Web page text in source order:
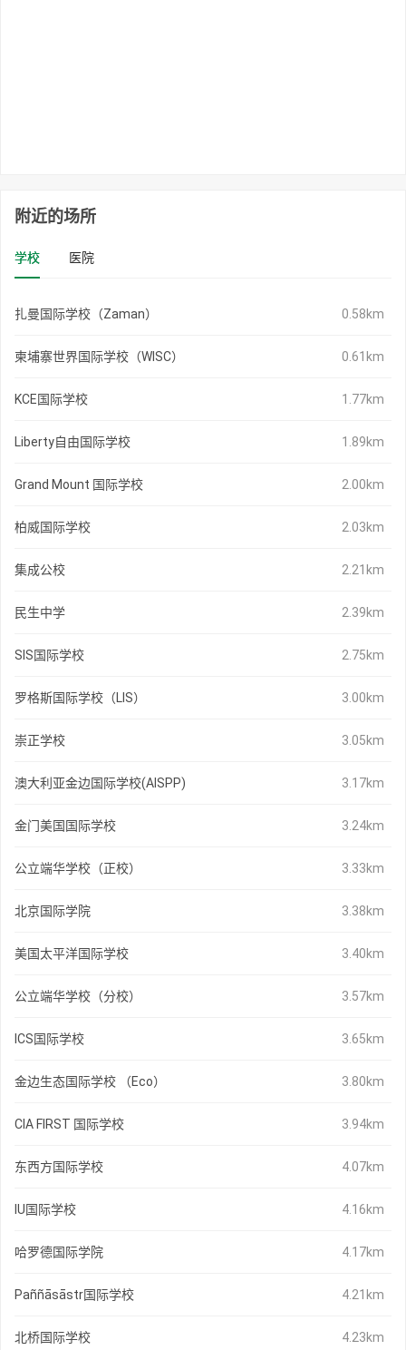
附近的场所
学校 医院
扎曼国际学校（Zaman） 0.58km
柬埔寨世界国际学校（WISC） 0.61km
KCE国际学校 1.77km
Liberty自由国际学校 1.89km
Grand Mount 国际学校 2.00km
柏威国际学校 2.03km
集成公校 2.21km
民生中学 2.39km
SIS国际学校 2.75km
罗格斯国际学校（LIS） 3.00km
崇正学校 3.05km
澳大利亚金边国际学校(AISPP) 3.17km
金门美国国际学校 3.24km
公立端华学校（正校） 3.33km
北京国际学院 3.38km
美国太平洋国际学校 3.40km
公立端华学校（分校） 3.57km
ICS国际学校 3.65km
金边生态国际学校 （Eco） 3.80km
CIA FIRST 国际学校 3.94km
东西方国际学校 4.07km
IU国际学校 4.16km
哈罗德国际学院 4.17km
Paññāsāstr国际学校 4.21km
北桥国际学校 4.23km